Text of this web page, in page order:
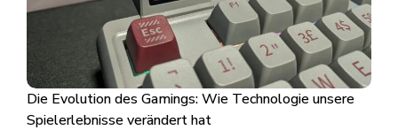
Die Evolution des Gamings: Wie Technologie unsere
Spielerlebnisse verändert hat